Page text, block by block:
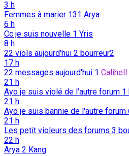
3 h
Femmes à marier 131 Arya
6 h
Cc je suis nouvelle 1 Yris
8 h
22 viols aujourd'hui 2 bourreur2
17 h
22 messages aujourd'hui 1 Calihell
21 h
Ayo je suis violé de l'autre forum 1
21 h
Ayo je suis bannie de l'autre forum
21 h
Les petit violeurs des forums 3
22 h
Arya 2 Kang